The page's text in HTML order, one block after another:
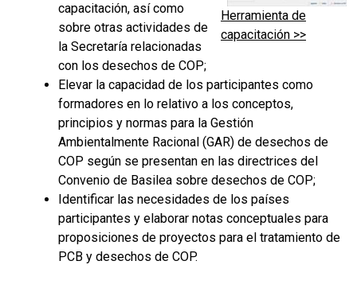
Herramienta de
capacitación >>
capacitación, así como
sobre otras actividades de
la Secretaría relacionadas
con los desechos de COP;
Elevar la capacidad de los participantes como
formadores en lo relativo a los conceptos,
principios y normas para la Gestión
Ambientalmente Racional (GAR) de desechos de
COP según se presentan en las directrices del
Convenio de Basilea sobre desechos de COP;
Identificar las necesidades de los países
participantes y elaborar notas conceptuales para
proposiciones de proyectos para el tratamiento de
PCB y desechos de COP.